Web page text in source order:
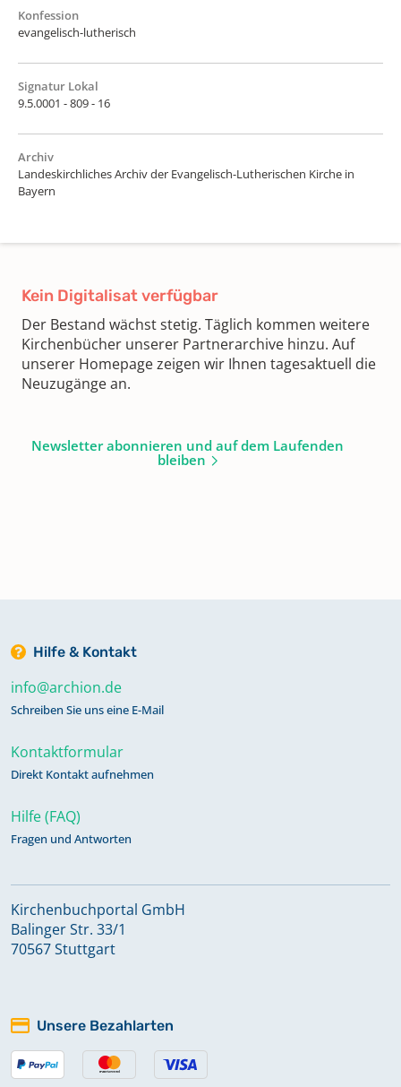
Konfession
evangelisch-lutherisch
Signatur Lokal
9.5.0001 - 809 - 16
Archiv
Landeskirchliches Archiv der Evangelisch-Lutherischen Kirche in
Bayern
Kein Digitalisat verfügbar
Der Bestand wächst stetig. Täglich kommen weitere
Kirchenbücher unserer Partnerarchive hinzu. Auf
unserer Homepage zeigen wir Ihnen tagesaktuell die
Neuzugänge an.
Newsletter abonnieren und auf dem Laufenden
bleiben
Hilfe & Kontakt
info@archion.de
Schreiben Sie uns eine E-Mail
Kontaktformular
Direkt Kontakt aufnehmen
Hilfe (FAQ)
Fragen und Antworten
Kirchenbuchportal GmbH
Balinger Str. 33/1
70567 Stuttgart
Unsere Bezahlarten